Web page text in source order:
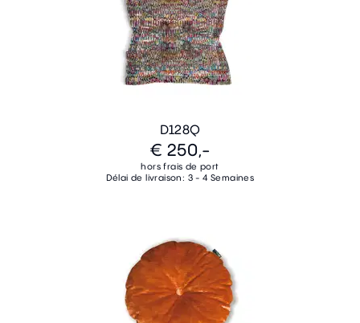
D128Q
€ 250,-
hors frais de port
Délai de livraison: 3 - 4 Semaines